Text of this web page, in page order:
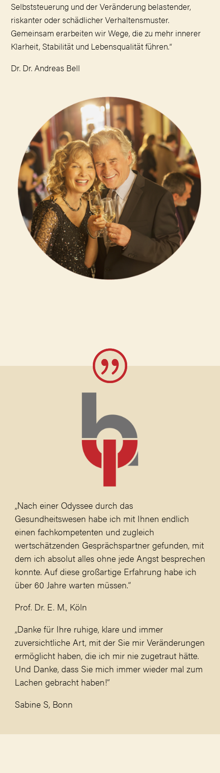
Selbststeuerung und der Veränderung belastender,
riskanter oder schädlicher Verhaltensmuster.
Gemeinsam erarbeiten wir Wege, die zu mehr innerer
Klarheit, Stabilität und Lebensqualität führen.“
Dr. Dr. Andreas Bell
„Nach einer Odyssee durch das
Gesundheitswesen habe ich mit Ihnen endlich
einen fachkompetenten und zugleich
wertschätzenden Gesprächspartner gefunden, mit
dem ich absolut alles ohne jede Angst besprechen
konnte. Auf diese großartige Erfahrung habe ich
über 60 Jahre warten müssen.“
Prof. Dr. E. M., Köln
„Danke für Ihre ruhige, klare und immer
zuversichtliche Art, mit der Sie mir Veränderungen
ermöglicht haben, die ich mir nie zugetraut hätte.
Und Danke, dass Sie mich immer wieder mal zum
Lachen gebracht haben!“
Sabine S, Bonn